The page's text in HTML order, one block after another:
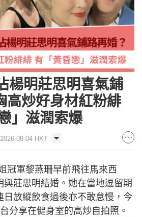
楊明莊思明喜氣鋪
高炒好身材紅粉緋
」滋潤索爆
08-04 HKT
冠軍黎燕珊早前飛往馬來西
與莊思明結婚。她在當地逗留期
日放縱飲食過後亦不敢怠慢，今
分享在健身室的高炒自拍照。